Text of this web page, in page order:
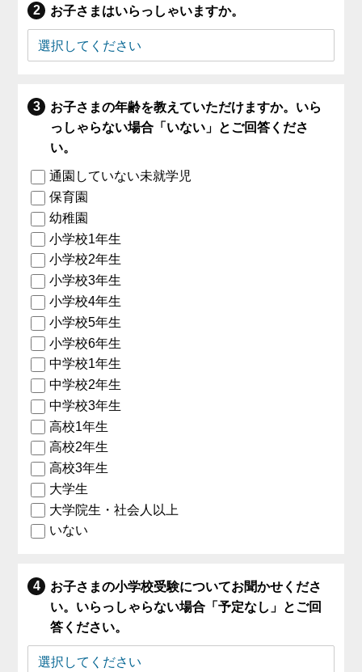
お子さまはいらっしゃいますか。
お子さまの年齢を教えていただけますか。いら
っしゃらない場合「いない」とご回答くださ
い。
通園していない未就学児
保育園
幼稚園
小学校1年生
小学校2年生
小学校3年生
小学校4年生
小学校5年生
小学校6年生
中学校1年生
中学校2年生
中学校3年生
高校1年生
高校2年生
高校3年生
大学生
大学院生・社会人以上
いない
お子さまの小学校受験についてお聞かせくださ
い。いらっしゃらない場合「予定なし」とご回
答ください。